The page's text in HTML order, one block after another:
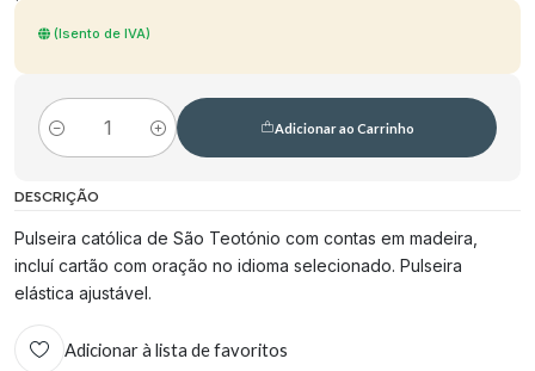
(Isento de IVA)
Quantidade
Adicionar ao Carrinho
DESCRIÇÃO
Pulseira católica de São Teotónio com contas em madeira,
incluí cartão com oração no idioma selecionado. Pulseira
elástica ajustável.
Adicionar à lista de favoritos